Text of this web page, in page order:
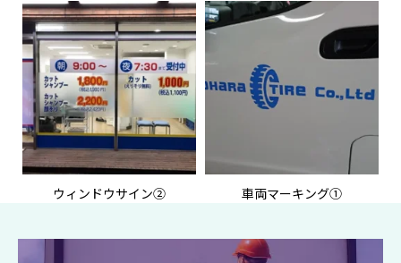
ウィンドウサイン② 車両マーキング①